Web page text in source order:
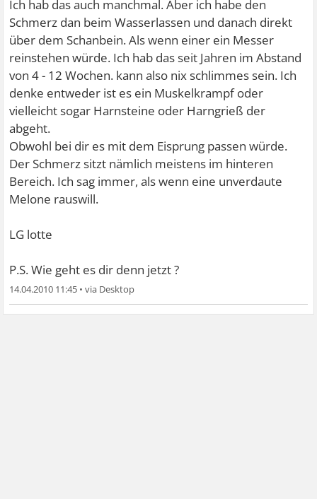
Ich hab das auch manchmal. Aber ich habe den
Schmerz dan beim Wasserlassen und danach direkt
über dem Schanbein. Als wenn einer ein Messer
reinstehen würde. Ich hab das seit Jahren im Abstand
von 4 - 12 Wochen. kann also nix schlimmes sein. Ich
denke entweder ist es ein Muskelkrampf oder
vielleicht sogar Harnsteine oder Harngrieß der
abgeht.
Obwohl bei dir es mit dem Eisprung passen würde.
Der Schmerz sitzt nämlich meistens im hinteren
Bereich. Ich sag immer, als wenn eine unverdaute
Melone rauswill.
LG lotte
P.S. Wie geht es dir denn jetzt ?
14.04.2010 11:45 •